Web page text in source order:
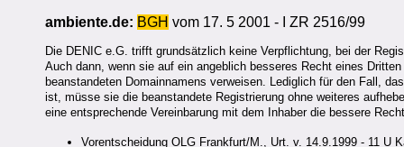
ambiente.de: BGH vom 17. 5 2001 - I ZR 2516/99
Die DENIC e.G. trifft grundsätzlich keine Verpflichtung, bei der
Auch dann, wenn sie auf ein angeblich besseres Recht eines
beanstandeten Domainnamens verweisen. Lediglich für den Fall,
ist, müsse sie die beanstandete Registrierung ohne weiteres
eine entsprechende Vereinbarung mit dem Inhaber die bessere
Vorentscheidung OLG Frankfurt/M., Urt. v. 14.9.1999 - 11 U